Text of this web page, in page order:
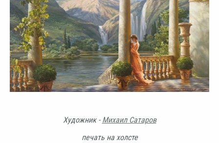
Художник - Михаил Сатаров
печать на холсте